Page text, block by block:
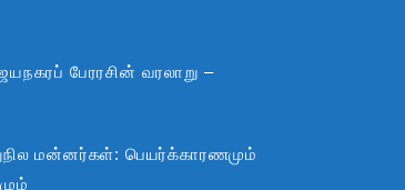
பேரரசின் வரலாறு –
மன்னர்கள்: பெயர்க்காரணமும்